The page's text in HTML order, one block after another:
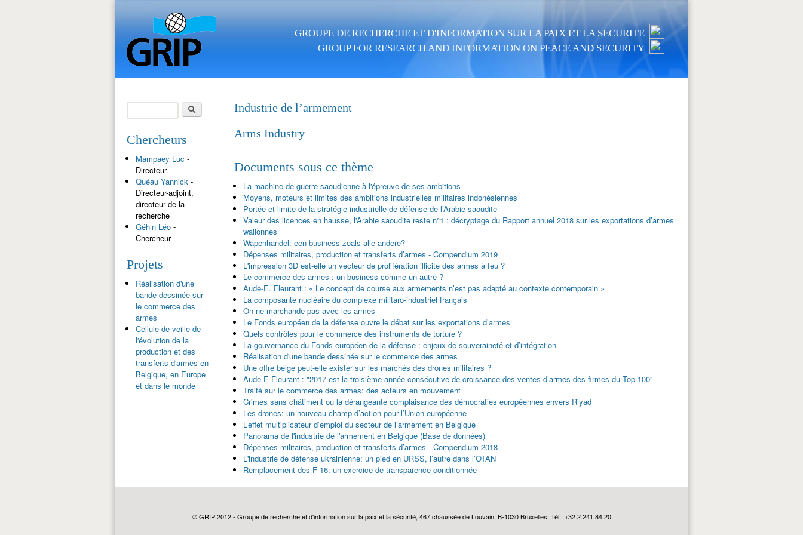
GROUPE DE RECHERCHE ET D'INFORMATION SUR LA PAIX ET LA SECURITE
GROUP FOR RESEARCH AND INFORMATION ON PEACE AND SECURITY
Industrie de l’armement
Arms Industry
Documents sous ce thème
La machine de guerre saoudienne à l'épreuve de ses ambitions
Moyens, moteurs et limites des ambitions industrielles militaires indonésiennes
Portée et limite de la stratégie industrielle de défense de l’Arabie saoudite
Valeur des licences en hausse, l'Arabie saoudite reste n°1 : décryptage du Rapport annuel 2018 sur les exportations d’armes
wallonnes
Wapenhandel: een business zoals alle andere?
Dépenses militaires, production et transferts d’armes - Compendium 2019
L'impression 3D est-elle un vecteur de prolifération illicite des armes à feu ?
Le commerce des armes : un business comme un autre ?
Aude-E. Fleurant : « Le concept de course aux armements n’est pas adapté au contexte contemporain »
La composante nucléaire du complexe militaro-industriel français
On ne marchande pas avec les armes
Le Fonds européen de la défense ouvre le débat sur les exportations d’armes
Quels contrôles pour le commerce des instruments de torture ?
La gouvernance du Fonds européen de la défense : enjeux de souveraineté et d’intégration
Réalisation d'une bande dessinée sur le commerce des armes
Une offre belge peut-elle exister sur les marchés des drones militaires ?
Aude-E Fleurant : "2017 est la troisième année consécutive de croissance des ventes d’armes des firmes du Top 100"
Traité sur le commerce des armes: des acteurs en mouvement
Crimes sans châtiment ou la dérangeante complaisance des démocraties européennes envers Riyad
Les drones: un nouveau champ d’action pour l’Union européenne
L’effet multiplicateur d’emploi du secteur de l’armement en Belgique
Panorama de l'industrie de l'armement en Belgique (Base de données)
Dépenses militaires, production et transferts d’armes - Compendium 2018
L'industrie de défense ukrainienne: un pied en URSS, l’autre dans l’OTAN
Remplacement des F-16: un exercice de transparence conditionnée
Formulaire de
recherche
Chercheurs
Mampaey Luc -
Directeur
Quéau Yannick -
Directeur-adjoint,
directeur de la
recherche
Géhin Léo -
Chercheur
Projets
Réalisation d'une
bande dessinée sur
le commerce des
armes
Cellule de veille de
l'évolution de la
production et des
transferts d'armes en
Belgique, en Europe
et dans le monde
© GRIP 2012 - Groupe de recherche et d'information sur la paix et la sécurité, 467 chaussée de Louvain, B-1030 Bruxelles, Tél.: +32.2.241.84.20